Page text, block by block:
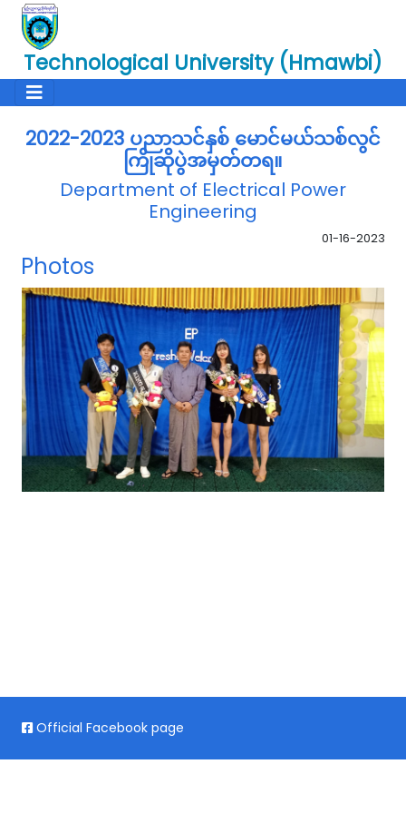
Technological University (Hmawbi)
2022-2023 ပညာသင်နှစ် မောင်မယ်သစ်လွင်
ကြိုဆိုပွဲအမှတ်တရ။
Department of Electrical Power
Engineering
01-16-2023
Photos
Official Facebook page